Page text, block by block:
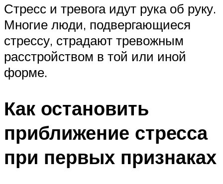
Стресс и тревога идут рука об руку.
Многие люди, подвергающиеся
стрессу, страдают тревожным
расстройством в той или иной
форме.
Как остановить
приближение стресса
при первых признаках